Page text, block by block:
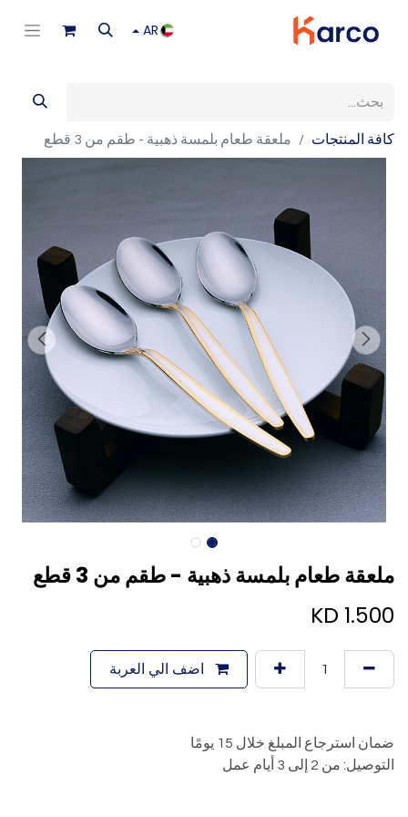
AR
كافة المنتجات ملعقة طعام بلمسة ذهبية - طقم من 3 قطع
ملعقة طعام بلمسة ذهبية - طقم من 3 قطع
KD 1.500
اضف الي العربة
ضمان استرجاع المبلغ خلال 15 يومًا
التوصيل: من 2 إلى 3 أيام عمل